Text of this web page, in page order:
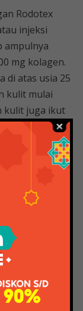
Rodotex
injeksi
ampulnya
mg kolagen.
di atas usia 25
kulit mulai
kulit juga ikut
yang
memotret
terlihat. .
dan 675mg
sehingga
menderita